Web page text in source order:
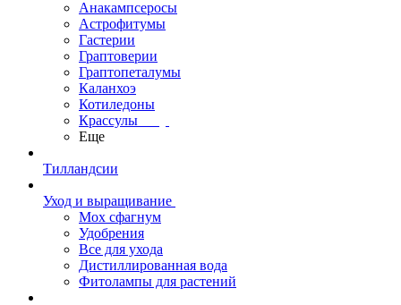
Анакампсеросы
Астрофитумы
Гастерии
Граптоверии
Граптопеталумы
Каланхоэ
Котиледоны
Крассулы
Еще
Тилландсии
Уход и выращивание
Мох сфагнум
Удобрения
Все для ухода
Дистиллированная вода
Фитолампы для растений